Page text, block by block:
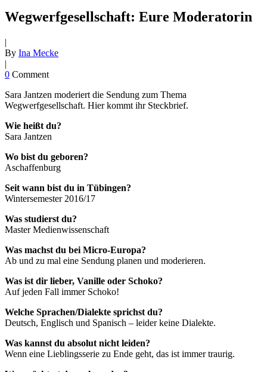
Wegwerfgesellschaft: Eure Moderatorin
|
By Ina Mecke
|
0 Comment
Sara Jantzen moderiert die Sendung zum Thema
Wegwerfgesellschaft. Hier kommt ihr Steckbrief.
Wie heißt du?
Sara Jantzen
Wo bist du geboren?
Aschaffenburg
Seit wann bist du in Tübingen?
Wintersemester 2016/17
Was studierst du?
Master Medienwissenschaft
Was machst du bei Micro-Europa?
Ab und zu mal eine Sendung planen und moderieren.
Was ist dir lieber, Vanille oder Schoko?
Auf jeden Fall immer Schoko!
Welche Sprachen/Dialekte sprichst du?
Deutsch, Englisch und Spanisch – leider keine Dialekte.
Was kannst du absolut nicht leiden?
Wenn eine Lieblingsserie zu Ende geht, das ist immer traurig.